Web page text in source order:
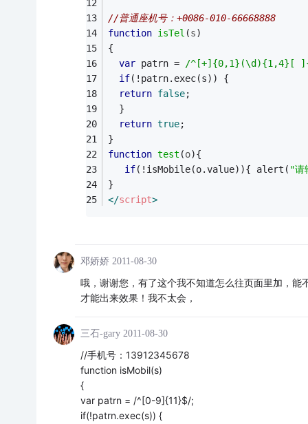
//普通座机号：+0086-010-66668888
function isTel (s)
{
var patrn = /^[+]{0,1}(\d){1,4}[
if(!patrn.exec(s)) {
return false;
  }
return true;
}
function test (o){
if(!isMobile(o.value)){ alert( "请
}
</script>
邓娇娇 2011-08-30
哦，谢谢您，有了这个我不知道怎么往页面里加，
才能出来效果！我不太会，
三石-gary 2011-08-30
//手机号：13912345678
function isMobil(s)
{
var patrn = /^[0-9]{11}$/;
if(!patrn.exec(s)) {